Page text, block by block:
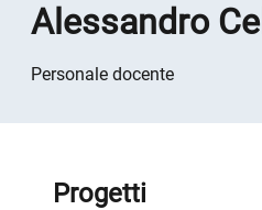
Alessandro
Personale docente
Progetti